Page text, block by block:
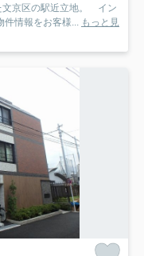
文京区の駅近立地。 イン
情報をお客様... もっと見